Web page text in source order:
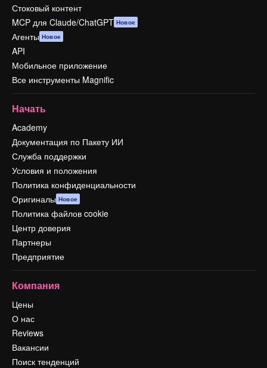
Стоковый контент
MCP для Claude/ChatGPT Новое
Агенты Новое
API
Мобильное приложение
Все инструменты Magnific
Начать
Academy
Документация по Пакету ИИ
Служба поддержки
Условия и положения
Политика конфиденциальности
Оригиналы Новое
Политика файлов cookie
Центр доверия
Партнеры
Предприятие
Компания
Цены
О нас
Reviews
Вакансии
Поиск тенденций